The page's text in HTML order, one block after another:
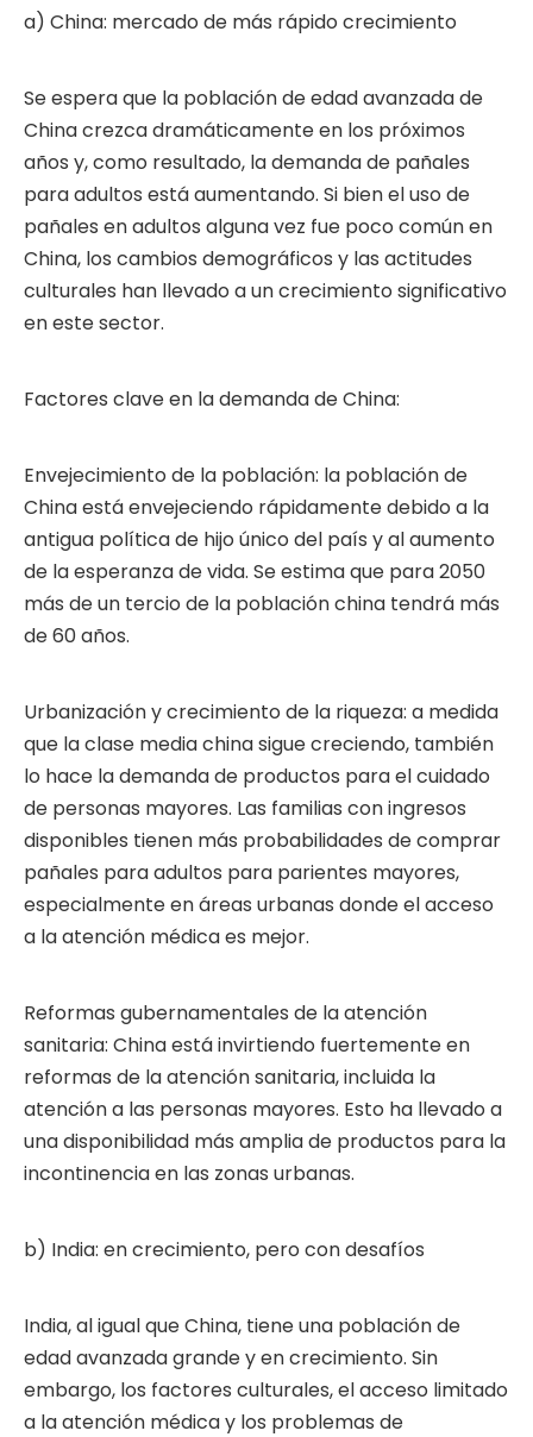
a) China: mercado de más rápido crecimiento
Se espera que la población de edad avanzada de
China crezca dramáticamente en los próximos
años y, como resultado, la demanda de pañales
para adultos está aumentando. Si bien el uso de
pañales en adultos alguna vez fue poco común en
China, los cambios demográficos y las actitudes
culturales han llevado a un crecimiento significativo
en este sector.
Factores clave en la demanda de China:
Envejecimiento de la población: la población de
China está envejeciendo rápidamente debido a la
antigua política de hijo único del país y al aumento
de la esperanza de vida. Se estima que para 2050
más de un tercio de la población china tendrá más
de 60 años.
Urbanización y crecimiento de la riqueza: a medida
que la clase media china sigue creciendo, también
lo hace la demanda de productos para el cuidado
de personas mayores. Las familias con ingresos
disponibles tienen más probabilidades de comprar
pañales para adultos para parientes mayores,
especialmente en áreas urbanas donde el acceso
a la atención médica es mejor.
Reformas gubernamentales de la atención
sanitaria: China está invirtiendo fuertemente en
reformas de la atención sanitaria, incluida la
atención a las personas mayores. Esto ha llevado a
una disponibilidad más amplia de productos para la
incontinencia en las zonas urbanas.
b) India: en crecimiento, pero con desafíos
India, al igual que China, tiene una población de
edad avanzada grande y en crecimiento. Sin
embargo, los factores culturales, el acceso limitado
a la atención médica y los problemas de